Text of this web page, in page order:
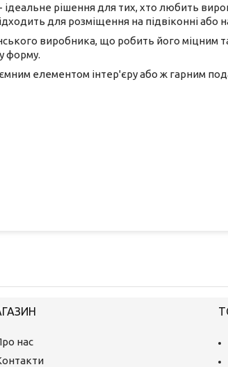
- ідеальне рішення для тих, хто любить
для розміщення на підвіконні або
виробника, що робить його міцним
форму.
елементом інтер'єру або ж гарним
нас